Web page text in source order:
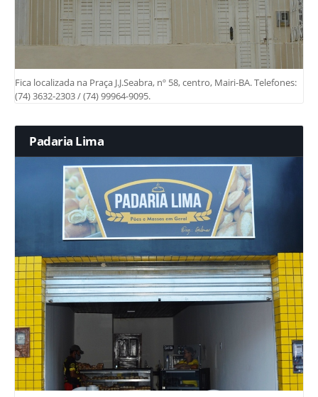
Fica localizada na Praça J.J.Seabra, nº 58, centro, Mairi-BA. Telefones:
(74) 3632-2303 / (74) 99964-9095.
Padaria Lima